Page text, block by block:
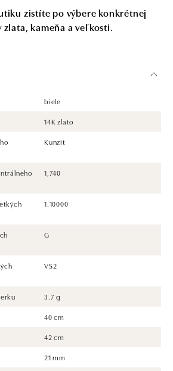
zistíte po výbere konkrétnej
zlata, kameňa a veľkosti.
biele
14K zlato
Kunzit
1,740
1.10000
G
VS2
3.7 g
40 cm
42 cm
21 mm